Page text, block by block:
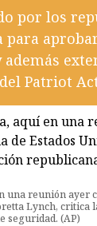
por los
para
Patriot
una reunión ayer
Lynch, critica
seguridad. (AP)